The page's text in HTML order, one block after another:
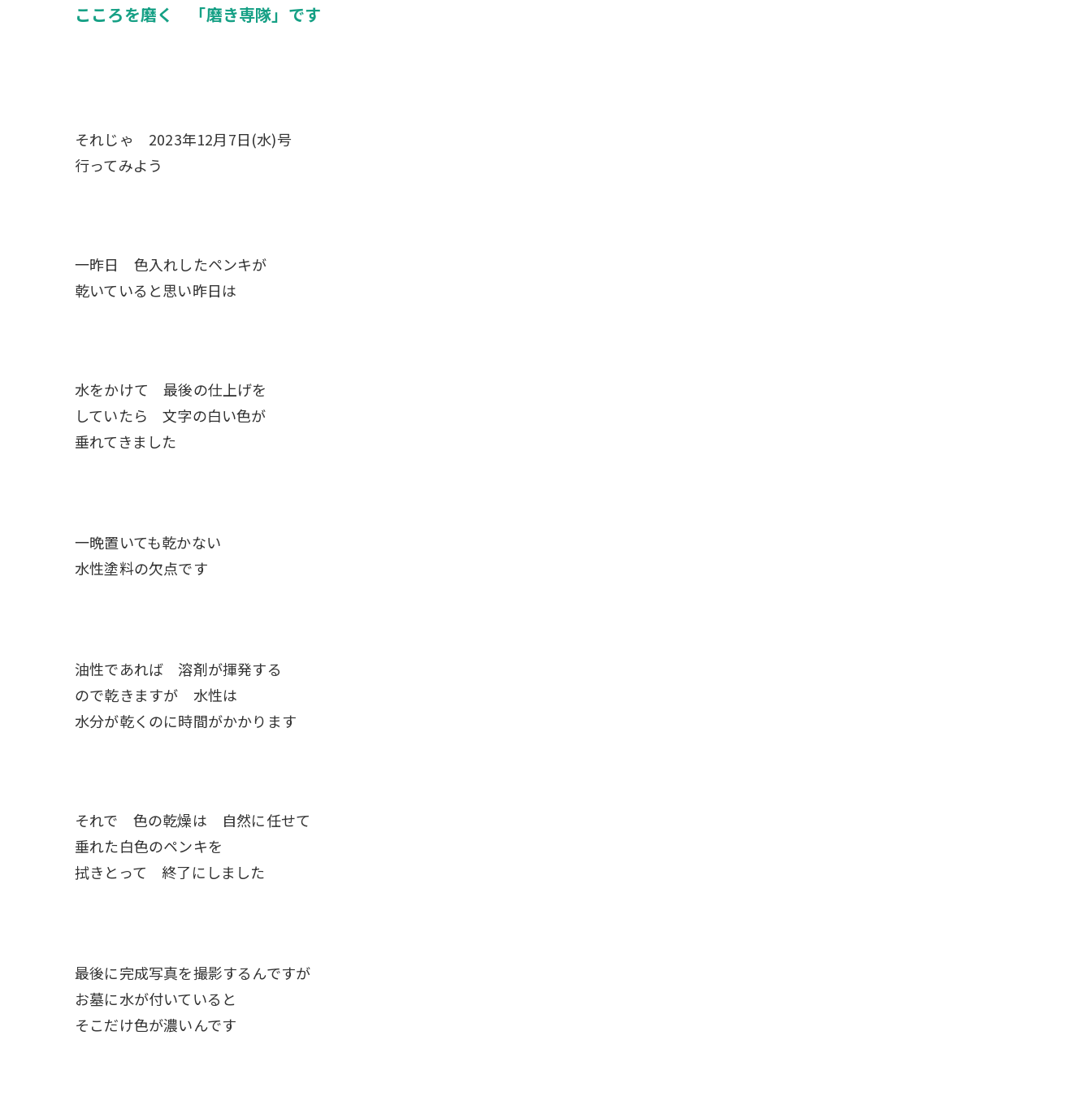
こころを磨く 「磨き専隊」です
それじゃ 2023年12月7日(水)号
行ってみよう
一昨日 色入れしたペンキが
乾いていると思い昨日は
水をかけて 最後の仕上げを
していたら 文字の白い色が
垂れてきました
一晩置いても乾かない
水性塗料の欠点です
油性であれば 溶剤が揮発する
ので乾きますが 水性は
水分が乾くのに時間がかかります
それで 色の乾燥は 自然に任せて
垂れた白色のペンキを
拭きとって 終了にしました
最後に完成写真を撮影するんですが
お墓に水が付いていると
そこだけ色が濃いんです